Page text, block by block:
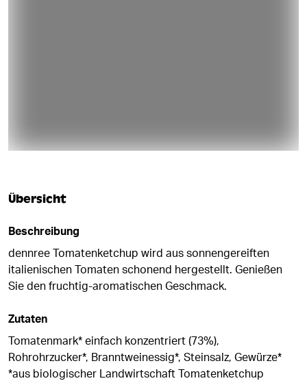
Übersicht
Beschreibung
dennree Tomatenketchup wird aus sonnengereiften
italienischen Tomaten schonend hergestellt. Genießen
Sie den fruchtig-aromatischen Geschmack.
Zutaten
Tomatenmark* einfach konzentriert (73%),
Rohrohrzucker*, Branntweinessig*, Steinsalz, Gewürze*
*aus biologischer Landwirtschaft Tomatenketchup